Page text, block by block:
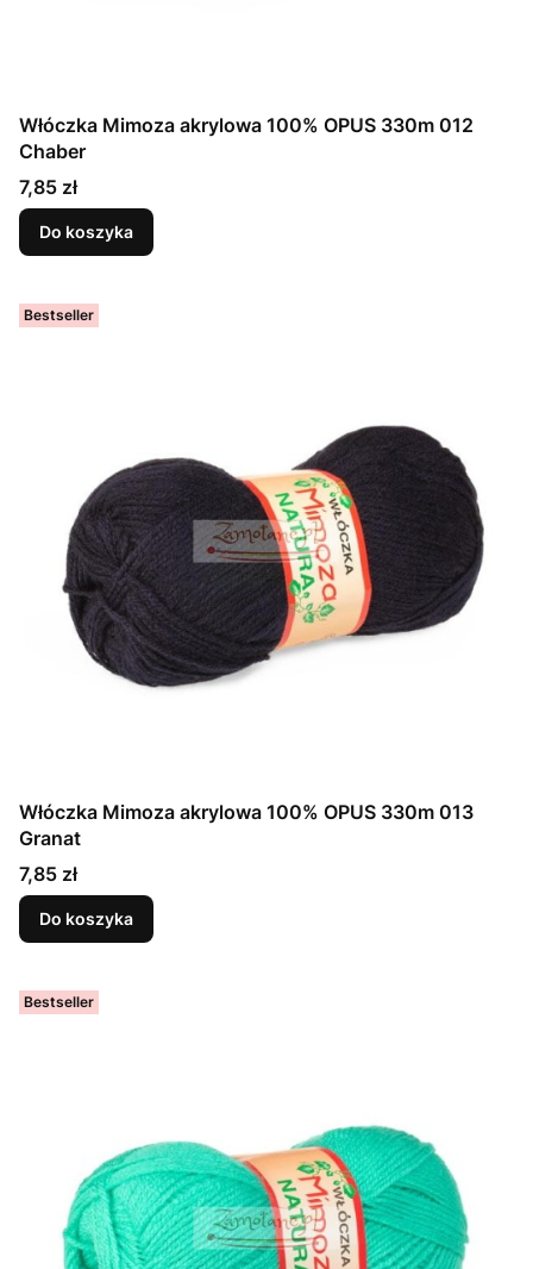
Włóczka Mimoza akrylowa 100% OPUS 330m 012
Chaber
Cena
7,85 zł
Do koszyka
Bestseller
Włóczka Mimoza akrylowa 100% OPUS 330m 013
Granat
Cena
7,85 zł
Do koszyka
Bestseller